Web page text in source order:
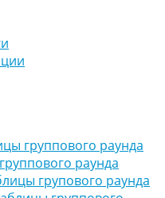
группового раунда
раунда
групового раунда